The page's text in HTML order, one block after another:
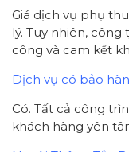
Giá dịch vụ phụ
lý. Tuy nhiên,
công và cam kết
Dịch vụ có bảo
Có. Tất cả công
khách hàng yên